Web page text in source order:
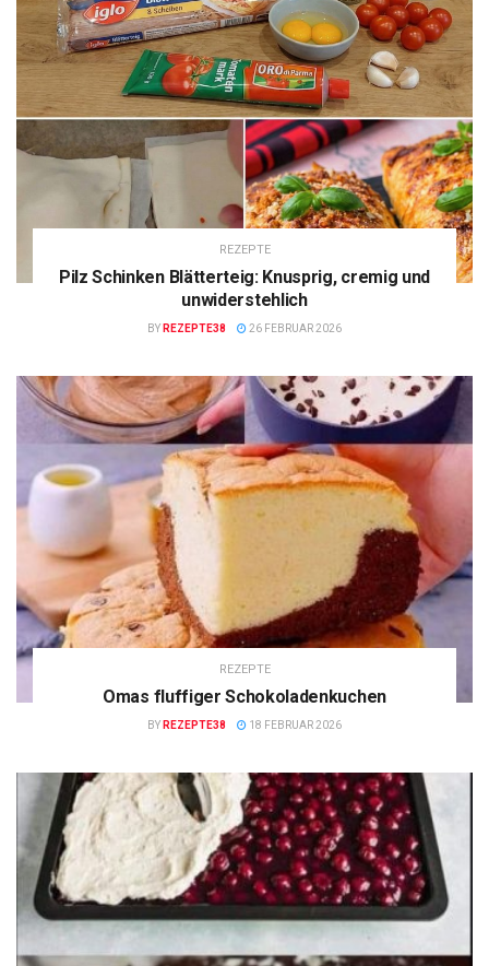
REZEPTE
Pilz Schinken Blätterteig: Knusprig, cremig und
unwiderstehlich
BY REZEPTE38 26 FEBRUAR 2026
REZEPTE
Omas fluffiger Schokoladenkuchen
BY REZEPTE38 18 FEBRUAR 2026